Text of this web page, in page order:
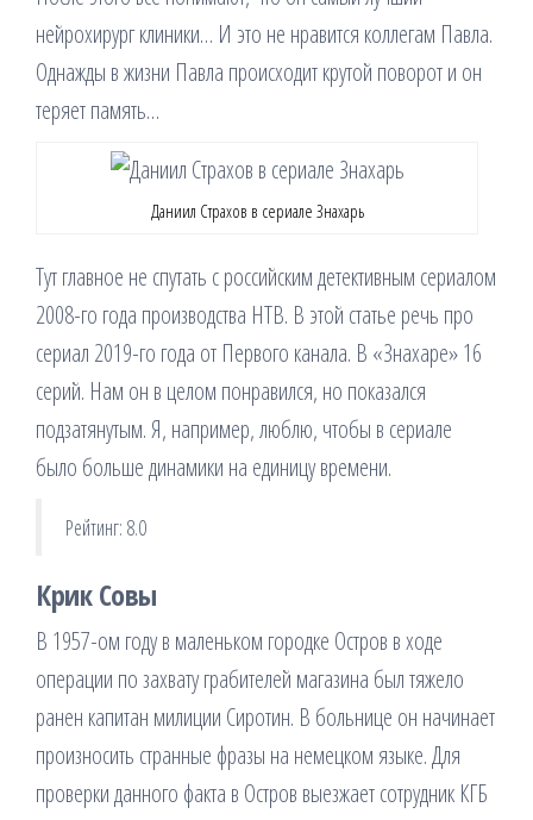
нейрохирург клиники… И это не нравится коллегам Павла.
Однажды в жизни Павла происходит крутой поворот и он
теряет память…
Даниил Страхов в сериале Знахарь
Тут главное не спутать с российским детективным сериалом
2008-го года производства НТВ. В этой статье речь про
сериал 2019-го года от Первого канала. В «Знахаре» 16
серий. Нам он в целом понравился, но показался
подзатянутым. Я, например, люблю, чтобы в сериале
было больше динамики на единицу времени.
Рейтинг: 8.0
Крик Совы
В 1957-ом году в маленьком городке Остров в ходе
операции по захвату грабителей магазина был тяжело
ранен капитан милиции Сиротин. В больнице он начинает
произносить странные фразы на немецком языке. Для
проверки данного факта в Остров выезжает сотрудник КГБ